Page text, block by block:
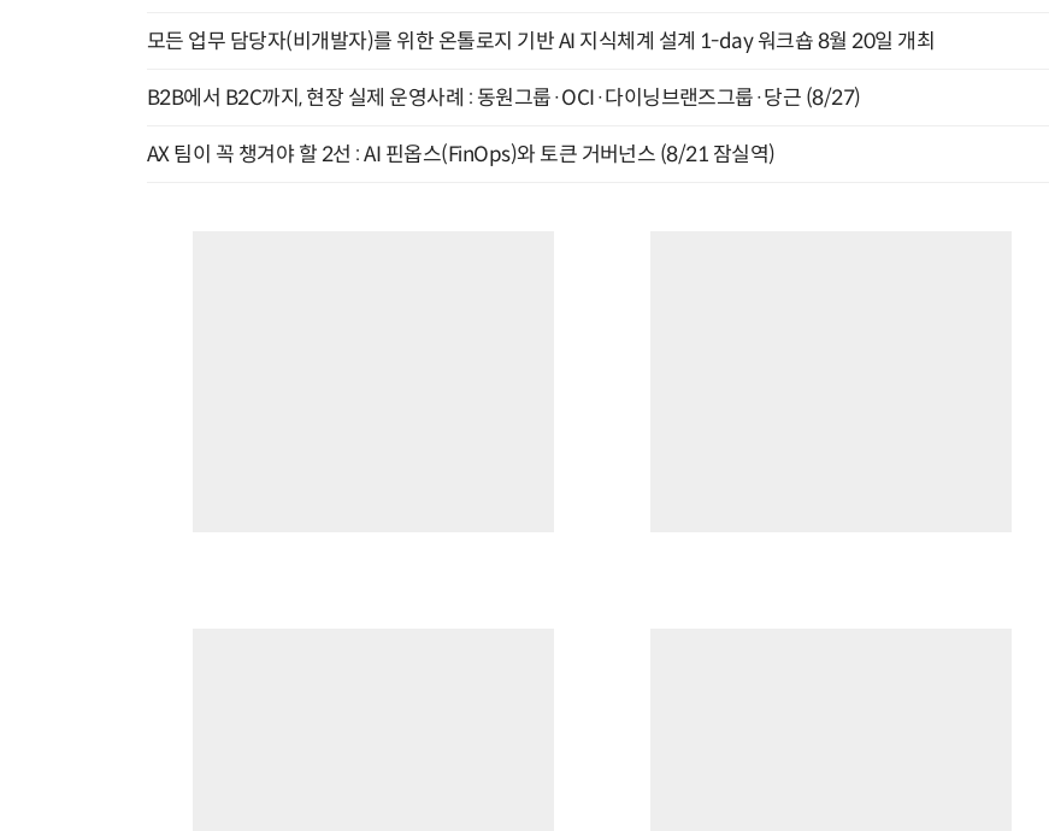
모든 업무 담당자(비개발자)를 위한 온톨로지 기반 AI 지식체계 설계 1-day 워크숍 8월 20일 개최
B2B에서 B2C까지, 현장 실제 운영사례 : 동원그룹·OCI·다이닝브랜즈그룹·당근 (8/27)
AX 팀이 꼭 챙겨야 할 2선 : AI 핀옵스(FinOps)와 토큰 거버넌스 (8/21 잠실역)